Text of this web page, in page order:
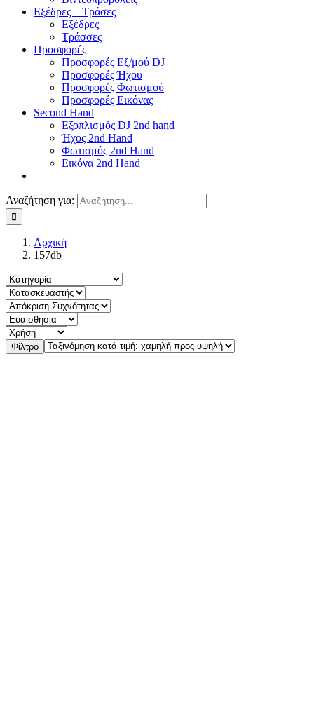
Εξέδρες – Τράσες
Εξέδρες
Τράσσες
Προσφορές
Προσφορές Εξ/μού DJ
Προσφορές Ήχου
Προσφορές Φωτισμού
Προσφορές Εικόνας
Second Hand
Εξοπλισμός DJ 2nd hand
Ήχος 2nd Hand
Φωτισμός 2nd Hand
Εικόνα 2nd Hand
Αναζήτηση για:
Αρχική
157db
Φίλτρο